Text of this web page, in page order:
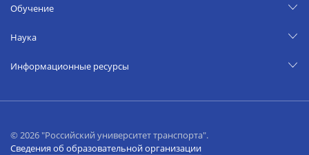
Обучение
Наука
Информационные ресурсы
© 2026 "Российский университет транспорта".
Сведения об образовательной организации